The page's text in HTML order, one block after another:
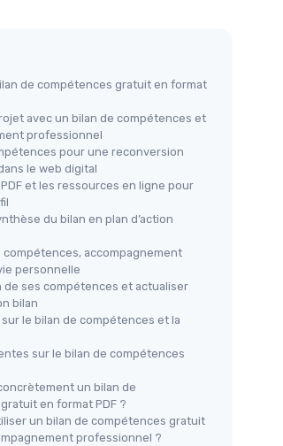
de compétences gratuit en format
avec un bilan de compétences et
professionnel
pour une reconversion
le web digital
et les ressources en ligne pour
du bilan en plan d’action
accompagnement
personnelle
de ses compétences et actualiser
bilan
le bilan de compétences et la
sur le bilan de compétences
un bilan de
en format PDF ?
un bilan de compétences gratuit
professionnel ?